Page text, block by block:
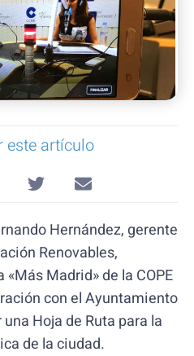
este artículo
Hernández, gerente
Renovables,
Madrid» de la COPE
con el Ayuntamiento
Hoja de Ruta para la
de la ciudad.